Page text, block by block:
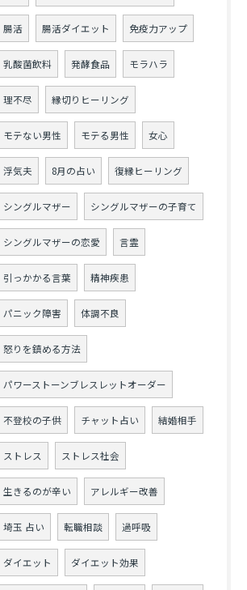
腸活 腸活ダイエット 免疫力アップ
乳酸菌飲料 発酵食品 モラハラ
理不尽 縁切りヒーリング
モテない男性 モテる男性 女心
浮気夫 8月の占い 復縁ヒーリング
シングルマザー シングルマザーの子育て
シングルマザーの恋愛 言霊
引っかかる言葉 精神疾患
パニック障害 体調不良
怒りを鎮める方法
パワーストーンブレスレットオーダー
不登校の子供 チャット占い 結婚相手
ストレス ストレス社会
生きるのが辛い アレルギー改善
埼玉 占い 転職相談 過呼吸
ダイエット ダイエット効果